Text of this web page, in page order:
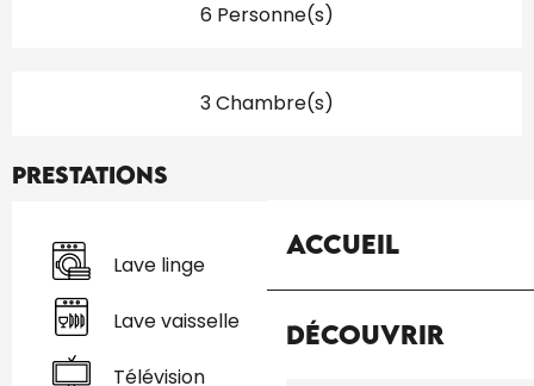
Accueil
Découvrir
6 Personne(s)
3 Chambre(s)
Prestations
Lave linge
Lave vaisselle
Télévision